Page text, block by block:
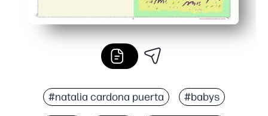
#natalia cardona puerta #babys